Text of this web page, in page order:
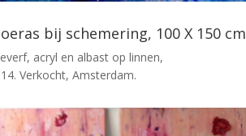
bij schemering, 100 X 150 cm
acryl en albast op linnen,
Verkocht, Amsterdam.